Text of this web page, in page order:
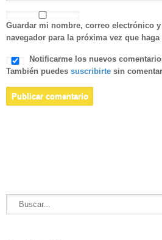
Guardar mi nombre, correo electrónico
navegador para la próxima vez que
Notificarme los nuevos
También puedes suscribirte sin